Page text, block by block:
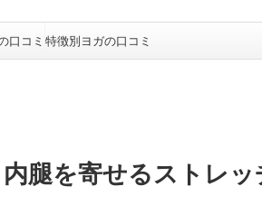
口コミ 特徴別ヨガの口コミ
腿を寄せるストレッ